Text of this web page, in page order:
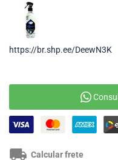
https://br.shp.ee/DeewN3K
Calcular frete